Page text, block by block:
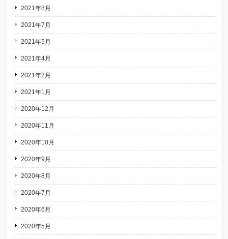
2021年8月
2021年7月
2021年5月
2021年4月
2021年2月
2021年1月
2020年12月
2020年11月
2020年10月
2020年9月
2020年8月
2020年7月
2020年6月
2020年5月